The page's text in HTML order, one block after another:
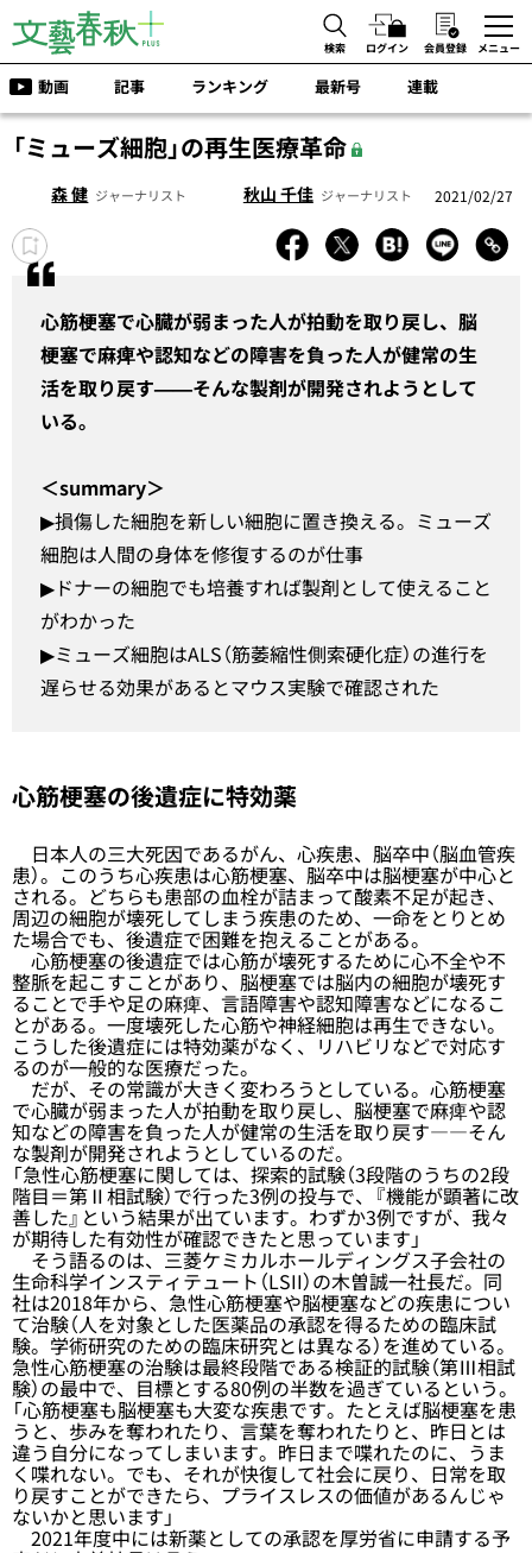
検索 ログイン 会員登録 メニュー
動画 記事 ランキング 最新号 連載
「ミューズ細胞」の再生医療革命
森 健 ジャーナリスト 秋山 千佳 ジャーナリスト 2021/02/27
心筋梗塞で心臓が弱まった人が拍動を取り戻し、脳
梗塞で麻痺や認知などの障害を負った人が健常の生
活を取り戻す——そんな製剤が開発されようとして
いる。
＜summary＞
▶︎損傷した細胞を新しい細胞に置き換える。ミューズ
細胞は人間の身体を修復するのが仕事
▶︎ドナーの細胞でも培養すれば製剤として使えること
がわかった
▶︎ミューズ細胞はALS（筋萎縮性側索硬化症）の進行を
遅らせる効果があるとマウス実験で確認された
心筋梗塞の後遺症に特効薬
日本人の三大死因であるがん、心疾患、脳卒中（脳血管疾
患）。このうち心疾患は心筋梗塞、脳卒中は脳梗塞が中心と
される。どちらも患部の血栓が詰まって酸素不足が起き、
周辺の細胞が壊死してしまう疾患のため、一命をとりとめ
た場合でも、後遺症で困難を抱えることがある。
心筋梗塞の後遺症では心筋が壊死するために心不全や不
整脈を起こすことがあり、脳梗塞では脳内の細胞が壊死す
ることで手や足の麻痺、言語障害や認知障害などになるこ
とがある。一度壊死した心筋や神経細胞は再生できない。
こうした後遺症には特効薬がなく、リハビリなどで対応す
るのが一般的な医療だった。
だが、その常識が大きく変わろうとしている。心筋梗塞
で心臓が弱まった人が拍動を取り戻し、脳梗塞で麻痺や認
知などの障害を負った人が健常の生活を取り戻す――そん
な製剤が開発されようとしているのだ。
「急性心筋梗塞に関しては、探索的試験（3段階のうちの2段
階目＝第Ⅱ相試験）で行った3例の投与で、『機能が顕著に改
善した』という結果が出ています。わずか3例ですが、我々
が期待した有効性が確認できたと思っています」
そう語るのは、三菱ケミカルホールディングス子会社の
生命科学インスティテュート（LSII）の木曽誠一社長だ。同
社は2018年から、急性心筋梗塞や脳梗塞などの疾患につい
て治験（人を対象とした医薬品の承認を得るための臨床試
験。学術研究のための臨床研究とは異なる）を進めている。
急性心筋梗塞の治験は最終段階である検証的試験（第Ⅲ相試
験）の最中で、目標とする80例の半数を過ぎているという。
「心筋梗塞も脳梗塞も大変な疾患です。たとえば脳梗塞を患
うと、歩みを奪われたり、言葉を奪われたりと、昨日とは
違う自分になってしまいます。昨日まで喋れたのに、うま
く喋れない。でも、それが快復して社会に戻り、日常を取
り戻すことができたら、プライスレスの価値があるんじゃ
ないかと思います」
2021年度中には新薬としての承認を厚労省に申請する予